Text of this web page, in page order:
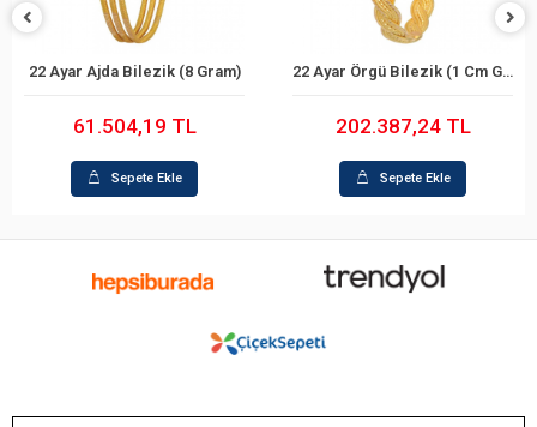
Sepete Ekle
22 Ayar Ajda Bilezik (8 Gram)
61.504,19 TL
Sepete Ekle
Sepete Ekle
22 Ayar Örgü Bilezik (1 Cm Genişlik 25 Gram)
202.387,24 TL
Sepete Ekle